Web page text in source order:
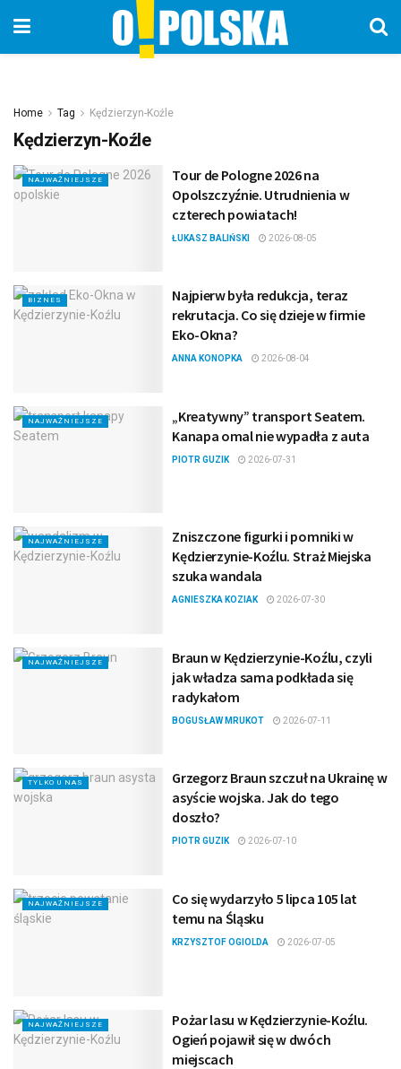
Home Tag Kędzierzyn-Koźle
Kędzierzyn-Koźle
NAJWAŻNIEJSZE
Tour de Pologne 2026 na
Opolszczyźnie. Utrudnienia w
czterech powiatach!
ŁUKASZ BALIŃSKI 2026-08-05
BIZNES
Najpierw była redukcja, teraz
rekrutacja. Co się dzieje w firmie
Eko-Okna?
ANNA KONOPKA 2026-08-04
NAJWAŻNIEJSZE
„Kreatywny” transport Seatem.
Kanapa omal nie wypadła z auta
PIOTR GUZIK 2026-07-31
NAJWAŻNIEJSZE
Zniszczone figurki i pomniki w
Kędzierzynie-Koźlu. Straż Miejska
szuka wandala
AGNIESZKA KOZIAK 2026-07-30
NAJWAŻNIEJSZE
Braun w Kędzierzynie-Koźlu, czyli
jak władza sama podkłada się
radykałom
BOGUSŁAW MRUKOT 2026-07-11
TYLKO U NAS
Grzegorz Braun szczuł na Ukrainę w
asyście wojska. Jak do tego
doszło?
PIOTR GUZIK 2026-07-10
NAJWAŻNIEJSZE
Co się wydarzyło 5 lipca 105 lat
temu na Śląsku
KRZYSZTOF OGIOLDA 2026-07-05
NAJWAŻNIEJSZE
Pożar lasu w Kędzierzynie-Koźlu.
Ogień pojawił się w dwóch
miejscach